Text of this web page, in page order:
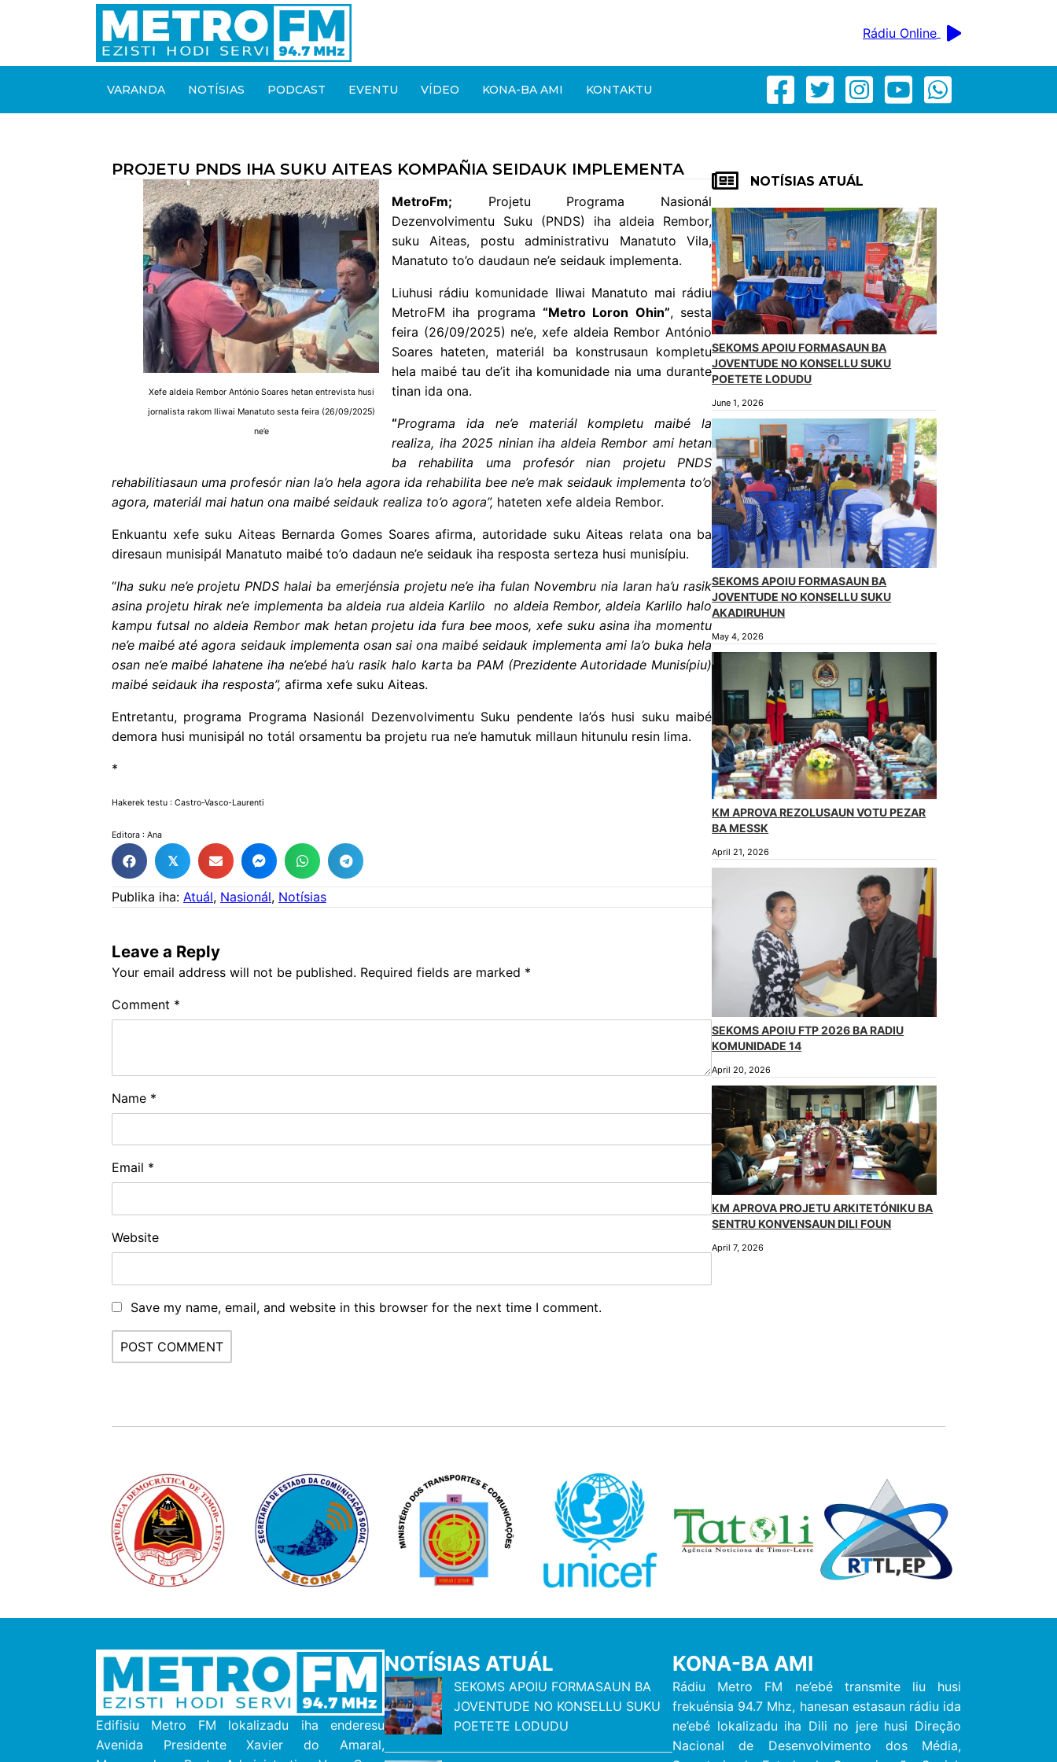
Rádiu Online
VARANDA NOTÍSIAS PODCAST EVENTU VÍDEO KONA-BA AMI KONTAKTU
PROJETU PNDS IHA SUKU AITEAS KOMPAÑIA SEIDAUK IMPLEMENTA
Xefe aldeia Rembor António Soares hetan entrevista husi
jornalista rakom Iliwai Manatuto sesta feira (26/09/2025)
ne’e
MetroFm; Projetu Programa Nasionál
Dezenvolvimentu Suku (PNDS) iha aldeia Rembor,
suku Aiteas, postu administrativu Manatuto Vila,
Manatuto to’o daudaun ne’e seidauk implementa.
Liuhusi rádiu komunidade Iliwai Manatuto mai rádiu
MetroFM iha programa“Metro Loron Ohin”, sesta
feira (26/09/2025) ne’e, xefe aldeia Rembor António
Soares hateten, materiál ba konstrusaun kompletu
hela maibé tau de’it iha komunidade nia uma durante
tinan ida ona.
“Programa ida ne’e materiál kompletu maibé la
realiza, iha 2025 ninian iha aldeia Rembor ami hetan
ba rehabilita uma profesór nian projetu PNDS
rehabilitiasaun uma profesór nian la’o hela agora ida rehabilita bee ne’e mak seidauk implementa to’o
agora, materiál mai hatun ona maibé seidauk realiza to’o agora”, hateten xefe aldeia Rembor.
Enkuantu xefe suku Aiteas Bernarda Gomes Soares afirma, autoridade suku Aiteas relata ona ba
diresaun munisipál Manatuto maibé to’o dadaun ne’e seidauk iha resposta serteza husi munisípiu.
“Iha suku ne’e projetu PNDS halai ba emerjénsia projetu ne’e iha fulan Novembru nia laran ha’u rasik
asina projetu hirak ne’e implementa ba aldeia rua aldeia Karlilo no aldeia Rembor, aldeia Karlilo halo
kampu futsal no aldeia Rembor mak hetan projetu ida fura bee moos, xefe suku asina iha momentu
ne’e maibé até agora seidauk implementa osan sai ona maibé seidauk implementa ami la’o buka hela
osan ne’e maibé lahatene iha ne’ebé ha’u rasik halo karta ba PAM (Prezidente Autoridade Munisípiu)
maibé seidauk iha resposta”, afirma xefe suku Aiteas.
Entretantu, programa Programa Nasionál Dezenvolvimentu Suku pendente la’ós husi suku maibé
demora husi munisipál no totál orsamentu ba projetu rua ne’e hamutuk millaun hitunulu resin lima.
*
Hakerek testu : Castro-Vasco-Laurenti
Editora : Ana
𝕏
Publika iha: Atuál, Nasionál, Notísias
Leave a Reply
Your email address will not be published. Required fields are marked *
Comment *
Name *
Email *
Website
Save my name, email, and website in this browser for the next time I comment.
NOTÍSIAS ATUÁL
SEKOMS APOIU FORMASAUN BA
JOVENTUDE NO KONSELLU SUKU
POETETE LODUDU
June 1, 2026
SEKOMS APOIU FORMASAUN BA
JOVENTUDE NO KONSELLU SUKU
AKADIRUHUN
May 4, 2026
KM APROVA REZOLUSAUN VOTU PEZAR
BA MESSK
April 21, 2026
SEKOMS APOIU FTP 2026 BA RADIU
KOMUNIDADE 14
April 20, 2026
KM APROVA PROJETU ARKITETÓNIKU BA
SENTRU KONVENSAUN DILI FOUN
April 7, 2026
Edifisiu Metro FM lokalizadu iha enderesu
Avenida Presidente Xavier do Amaral,
NOTÍSIAS ATUÁL
SEKOMS APOIU FORMASAUN BA
JOVENTUDE NO KONSELLU SUKU
POETETE LODUDU
KONA-BA AMI
Rádiu Metro FM ne’ebé transmite liu husi
frekuénsia 94.7 Mhz, hanesan estasaun rádiu ida
ne’ebé lokalizadu iha Dili no jere husi Direção
Nacional de Desenvolvimento dos Média,